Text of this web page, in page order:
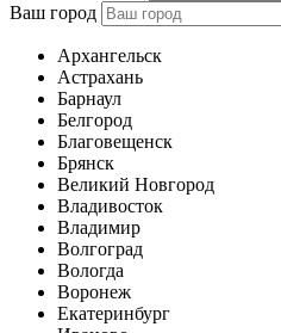
Ваш город
Архангельск
Астрахань
Барнаул
Белгород
Благовещенск
Брянск
Великий Новгород
Владивосток
Владимир
Волгоград
Вологда
Воронеж
Екатеринбург